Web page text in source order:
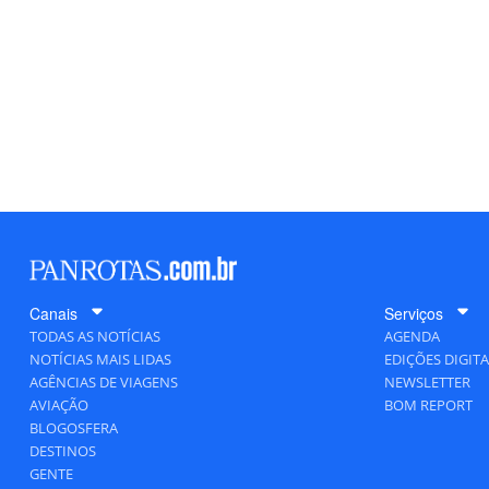
Canais
TODAS AS NOTÍCIAS
NOTÍCIAS MAIS LIDAS
AGÊNCIAS DE VIAGENS
AVIAÇÃO
BLOGOSFERA
DESTINOS
GENTE
Serviços
AGENDA
EDIÇÕES
NEWSLETTER
BOM REPORT